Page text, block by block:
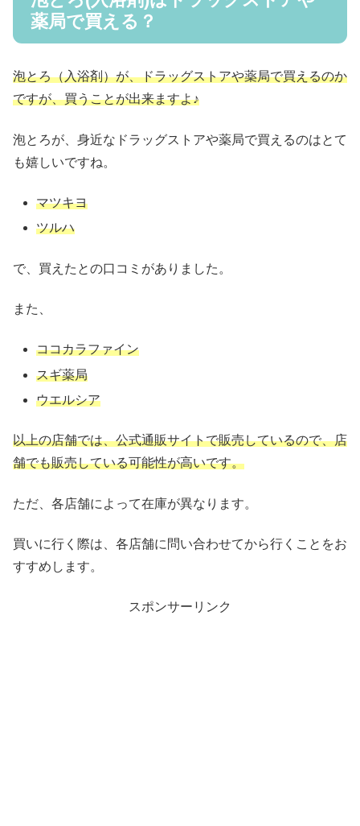
薬局で買える？
泡とろ（入浴剤）が、ドラッグストアや薬局で買えるのか
ですが、買うことが出来ますよ♪
泡とろが、身近なドラッグストアや薬局で買えるのはとて
も嬉しいですね。
マツキヨ
ツルハ
で、買えたとの口コミがありました。
また、
ココカラファイン
スギ薬局
ウエルシア
以上の店舗では、公式通販サイトで販売しているので、店
舗でも販売している可能性が高いです。
ただ、各店舗によって在庫が異なります。
買いに行く際は、各店舗に問い合わせてから行くことをお
すすめします。
スポンサーリンク